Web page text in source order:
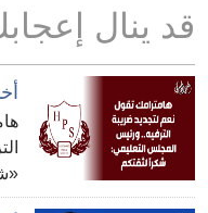
قد ينال